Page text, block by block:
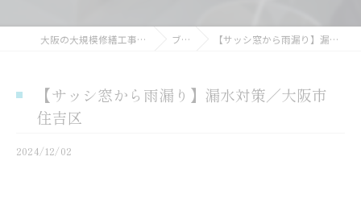
大阪の大規模修繕工事なら星功株式会社 ブログ 【サッシ窓から雨漏り】漏水対策／大阪市住吉区
【サッシ窓から雨漏り】漏水対策／大阪市
住吉区
2024/12/02